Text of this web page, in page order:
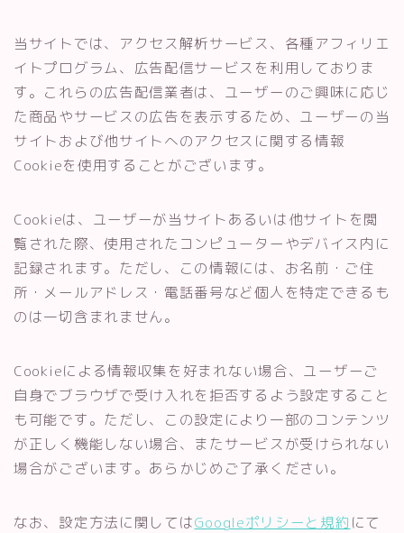
当サイトでは、アクセス解析サービス、各種アフィリエ
イトプログラム、広告配信サービスを利用しておりま
す。これらの広告配信業者は、ユーザーのご興味に応じ
た商品やサービスの広告を表示するため、ユーザーの当
サイトおよび他サイトへのアクセスに関する情報
Cookieを使用することがございます。
Cookieは、ユーザーが当サイトあるいは他サイトを閲
覧された際、使用されたコンピューターやデバイス内に
記録されます。ただし、この情報には、お名前・ご住
所・メールアドレス・電話番号など個人を特定できるも
のは一切含まれません。
Cookieによる情報収集を好まれない場合、ユーザーご
自身でブラウザで受け入れを拒否するよう設定すること
も可能です。ただし、この設定により一部のコンテンツ
が正しく機能しない場合、またサービスが受けられない
場合がございます。あらかじめご了承ください。
なお、設定方法に関してはGoogleポリシーと規約にて